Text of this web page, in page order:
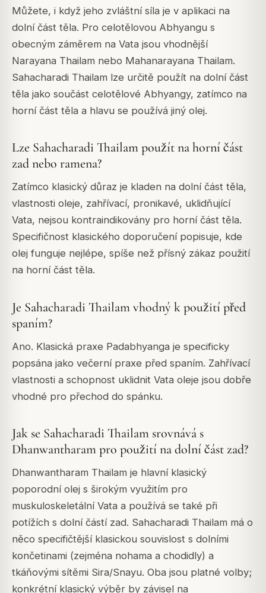
Můžete, i když jeho zvláštní síla je v aplikaci na
dolní část těla. Pro celotělovou Abhyangu s
obecným záměrem na Vata jsou vhodnější
Narayana Thailam nebo Mahanarayana Thailam.
Sahacharadi Thailam lze určitě použít na dolní část
těla jako součást celotělové Abhyangy, zatímco na
horní část těla a hlavu se používá jiný olej.
Lze Sahacharadi Thailam použít na horní část
zad nebo ramena?
Zatímco klasický důraz je kladen na dolní část těla,
vlastnosti oleje, zahřívací, pronikavé, uklidňující
Vata, nejsou kontraindikovány pro horní část těla.
Specifičnost klasického doporučení popisuje, kde
olej funguje nejlépe, spíše než přísný zákaz použití
na horní část těla.
Je Sahacharadi Thailam vhodný k použití před
spaním?
Ano. Klasická praxe Padabhyanga je specificky
popsána jako večerní praxe před spaním. Zahřívací
vlastnosti a schopnost uklidnit Vata oleje jsou dobře
vhodné pro přechod do spánku.
Jak se Sahacharadi Thailam srovnává s
Dhanwantharam pro použití na dolní část zad?
Dhanwantharam Thailam je hlavní klasický
poporodní olej s širokým využitím pro
muskuloskeletální Vata a používá se také při
potížích s dolní částí zad. Sahacharadi Thailam má o
něco specifičtější klasickou souvislost s dolními
končetinami (zejména nohama a chodidly) a
tkáňovými sítěmi Sira/Snayu. Oba jsou platné volby;
konkrétní klasický výběr by závisel na